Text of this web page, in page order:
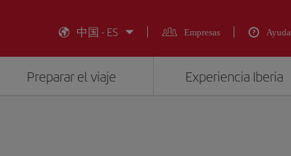
中国 - ES
Empresas Ayuda
Preparar el viaje Experiencia Iberia